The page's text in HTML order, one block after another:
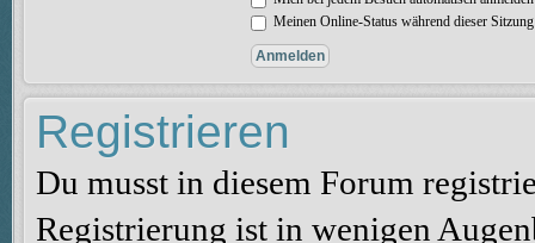
Meinen Online-Status während dieser
Registrieren
Du musst in diesem Forum
Registrierung ist in wenigen